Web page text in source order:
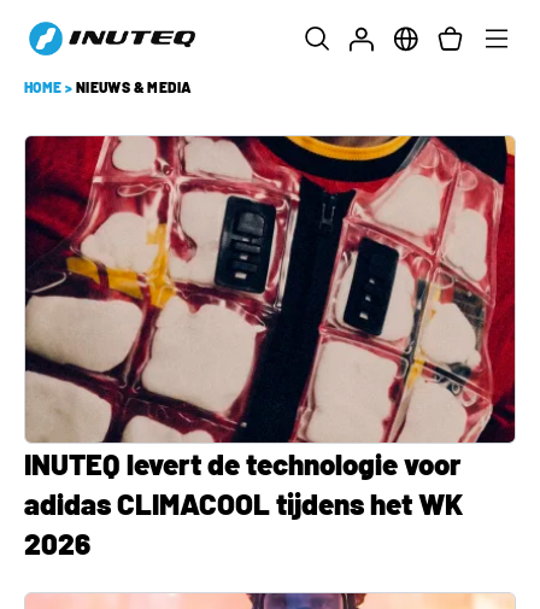
HOME > NIEUWS & MEDIA
INUTEQ levert de technologie voor
adidas CLIMACOOL tijdens het WK
2026